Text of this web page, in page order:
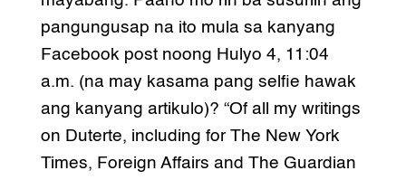
pangungusap na ito mula sa kanyang
Facebook post noong Hulyo 4, 11:04
a.m. (na may kasama pang selfie hawak
ang kanyang artikulo)? “Of all my writings
on Duterte, including for The New York
Times, Foreign Affairs and The Guardian